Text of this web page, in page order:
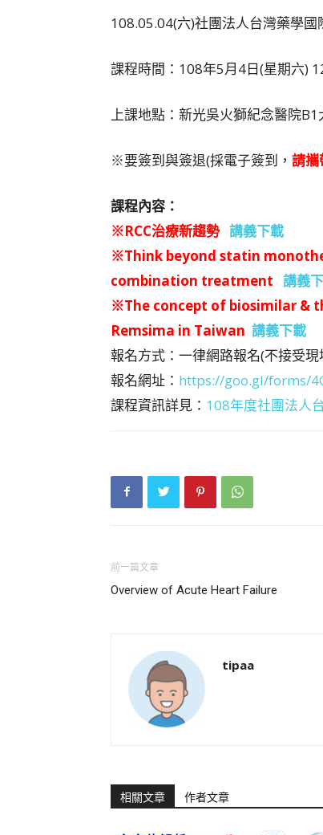
108.05.04(六)社團法人台灣藥學
課程時間：108年5月4日(星期六)
上課地點：新光吳火獅紀念醫院
※要簽到與簽退(採電子簽到， 請攜
課程內容：
※RCC治療新趨勢 講義下載
※Think beyond statin
combination treatment 講義
※The concept of biosimilar &
Remsima in Taiwan 講義下載
報名方式：一律網路報名(不接受現
報名網址： https://goo.gl/forms/
課程資訊詳見： 108年度社團法人
前一篇文章
Overview of Acute Heart Failure
tipaa
相關文章 作者文章